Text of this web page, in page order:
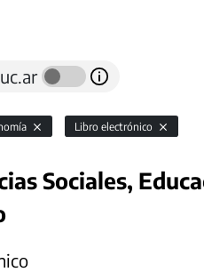
Libro electrónico
Sociales,